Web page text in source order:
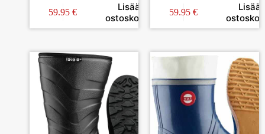
59.95 €
Lisää
ostoskoriin
59.95 €
Lisää